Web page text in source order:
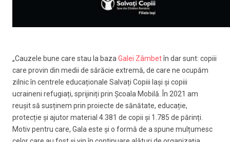
„Cauzele bune care stau la bazaGalei Zâmbetîn dar sunt: copiii
care provin din medii de sărăcie extremă, de care ne ocupăm
zilnic în centrele educaționale Salvați Copiii Iași și copiii
ucraineni refugiați, sprijiniți prin Școala Mobilă. În 2021 am
reușit să susținem prin proiecte de sănătate, educație,
protecție și ajutor material 4.381 de copii și 1.785 de părinți.
Motiv pentru care, Gala este și o formă de a spune mulțumesc